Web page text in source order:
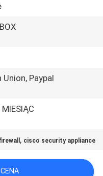
Paypal
, cisco security appliance